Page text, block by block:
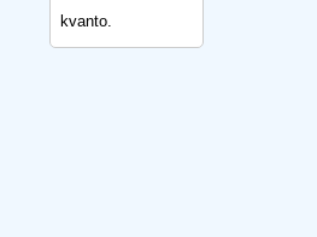
kvanto.